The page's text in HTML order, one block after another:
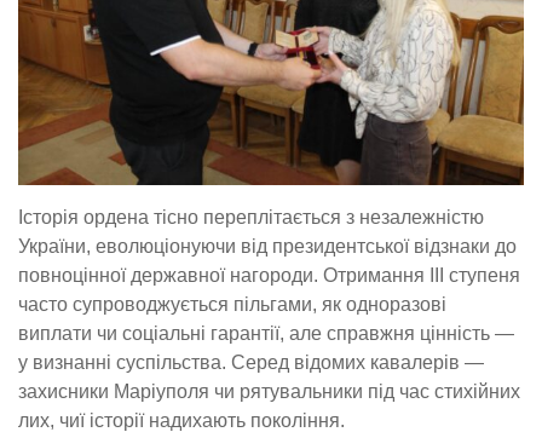
Історія ордена тісно переплітається з незалежністю
України, еволюціонуючи від президентської відзнаки до
повноцінної державної нагороди. Отримання III ступеня
часто супроводжується пільгами, як одноразові
виплати чи соціальні гарантії, але справжня цінність —
у визнанні суспільства. Серед відомих кавалерів —
захисники Маріуполя чи рятувальники під час стихійних
лих, чиї історії надихають покоління.